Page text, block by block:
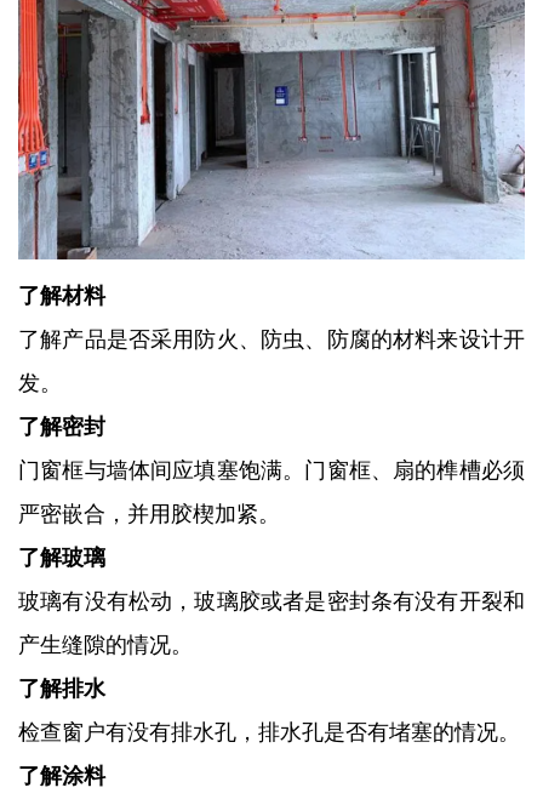
了解材料
了解产品是否采用防火、防虫、防腐的材料来设计开
发。
了解密封
门窗框与墙体间应填塞饱满。门窗框、扇的榫槽必须
严密嵌合，并用胶楔加紧。
了解玻璃
玻璃有没有松动，玻璃胶或者是密封条有没有开裂和
产生缝隙的情况。
了解排水
检查窗户有没有排水孔，排水孔是否有堵塞的情况。
了解涂料